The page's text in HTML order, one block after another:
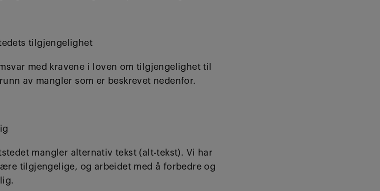
tilgjengelighet
med kravene i loven om tilgjengelighet til
av mangler som er beskrevet nedenfor.
mangler alternativ tekst (alt-tekst). Vi har
tilgjengelige, og arbeidet med å forbedre og